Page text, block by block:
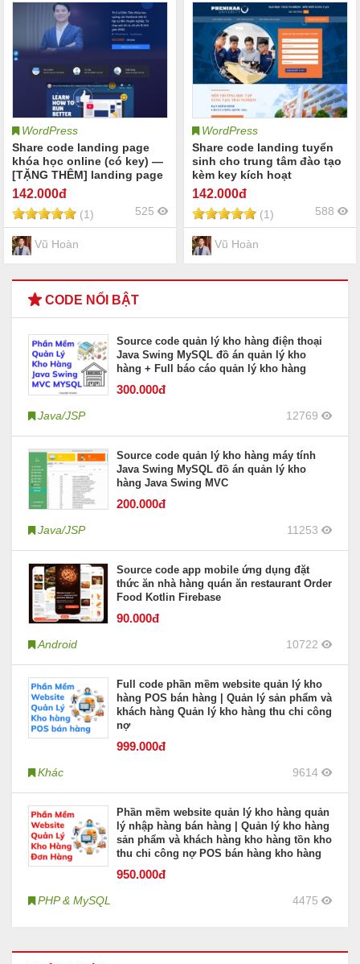
WordPress
Share code landing page
khóa học online (có key) —
[TẶNG THÊM] landing page
mẫu cực đẹp
142.000đ
(1) 525
Vũ Hoàn
WordPress
Share code landing tuyển
sinh cho trung tâm đào tạo
kèm key kích hoạt
142.000đ
(1) 588
Vũ Hoàn
CODE NỔI BẬT
Source code quản lý kho hàng điện thoại
Java Swing MySQL đồ án quản lý kho
hàng + Full báo cáo quản lý kho hàng
300.000đ
Java/JSP 12769
Source code quản lý kho hàng máy tính
Java Swing MySQL đồ án quản lý kho
hàng Java Swing MVC
200.000đ
Java/JSP 11253
Source code app mobile ứng dụng đặt
thức ăn nhà hàng quán ăn restaurant Order
Food Kotlin Firebase
90.000đ
Android 10722
Full code phần mềm website quản lý kho
hàng POS bán hàng | Quản lý sản phẩm và
khách hàng Quản lý kho hàng thu chi công
nợ
999.000đ
Khác 9614
Phần mềm website quản lý kho hàng quản
lý nhập hàng bán hàng | Quản lý kho hàng
sản phẩm và khách hàng kho hàng tồn kho
thu chi công nợ POS bán hàng kho hàng
950.000đ
PHP & MySQL 4475